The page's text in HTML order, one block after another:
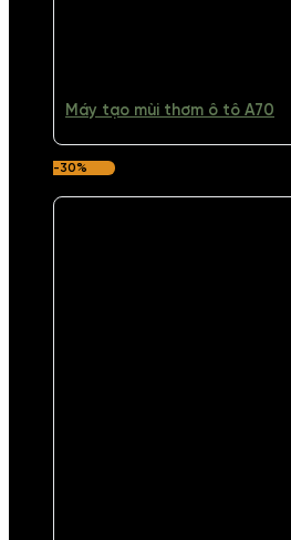
Máy tạo mùi thơm ô tô A70
-30%